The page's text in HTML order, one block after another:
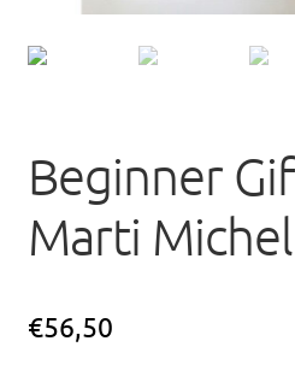
Beginner
Marti
€56,50